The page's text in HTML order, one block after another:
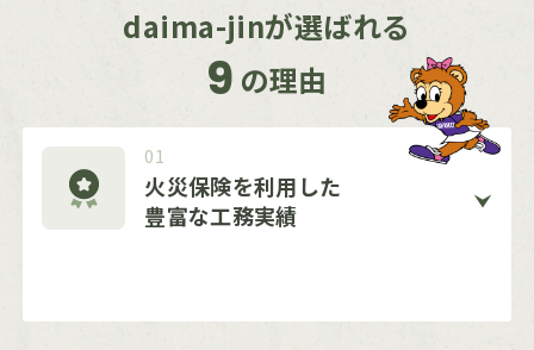
daima-jinが選ばれる
9 の理由
01
火災保険を利用した
豊富な工務実績